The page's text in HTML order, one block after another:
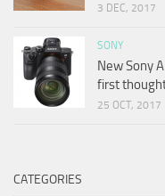
3 DEC, 2017
SONY
New Sony
first
25 OCT, 2017
CATEGORIES